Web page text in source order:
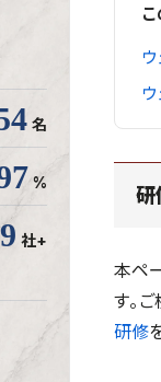
研
本ペ
す。
研修
名
%
社+